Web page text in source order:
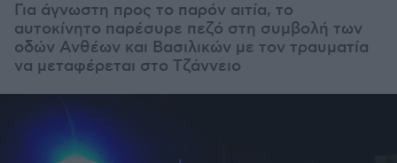
Για άγνωστη προς το παρόν αιτία, το
αυτοκίνητο παρέσυρε πεζό στη συμβολή των
οδών Ανθέων και Βασιλικών με τον τραυματία
να μεταφέρεται στο Τζάννειο